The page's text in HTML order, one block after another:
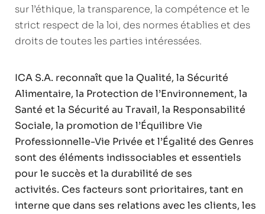
sur l’éthique, la transparence, la compétence et le
strict respect de la loi, des normes établies et des
droits de toutes les parties intéressées.
ICA S.A. reconnaît que la Qualité, la Sécurité
Alimentaire, la Protection de l’Environnement, la
Santé et la Sécurité au Travail, la Responsabilité
Sociale, la promotion de l’Équilibre Vie
Professionnelle-Vie Privée et l’Égalité des Genres
sont des éléments indissociables et essentiels
pour le succès et la durabilité de ses
activités. Ces facteurs sont prioritaires, tant en
interne que dans ses relations avec les clients, les